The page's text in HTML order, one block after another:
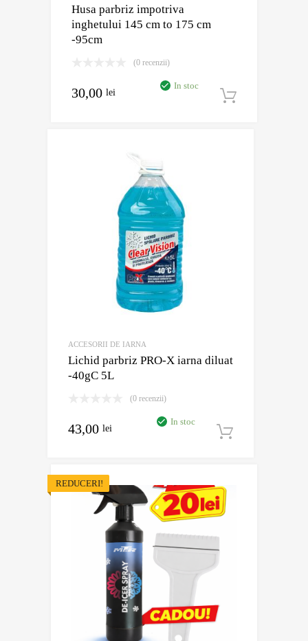
Husa parbriz impotriva
inghetului 145 cm to 175 cm
-95cm
(0 recenzii)
30,00 lei
In stoc
ACCESORII DE IARNA
Lichid parbriz PRO-X iarna diluat
-40gC 5L
(0 recenzii)
43,00 lei
In stoc
REDUCERI!